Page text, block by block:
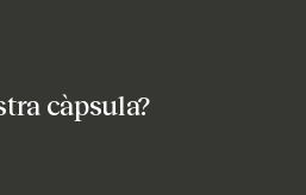
càpsula?